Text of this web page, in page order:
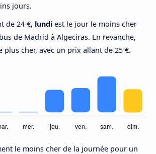
jours.
de 24 €, lundi est le jour le moins cher
de Madrid à Algeciras. En revanche,
plus cher, avec un prix allant de 25 €.
le moins cher de la journée pour un